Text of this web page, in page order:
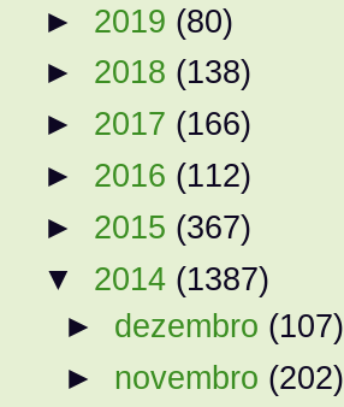
► 2019 (80)
► 2018 (138)
► 2017 (166)
► 2016 (112)
► 2015 (367)
▼ 2014 (1387)
► dezembro (107)
► novembro (202)